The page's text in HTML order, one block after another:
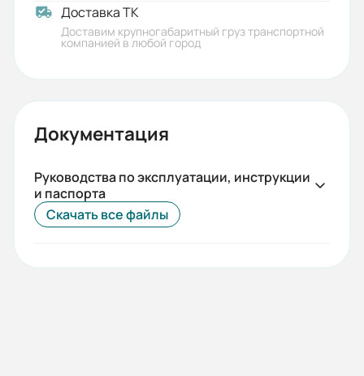
Вес (кг):
19.5
Доставка ТК
Доставим крупногабаритный груз транспортной
компанией в любой город
Документация
Руководства по эксплуатации, инструкции
и паспорта
Скачать все файлы